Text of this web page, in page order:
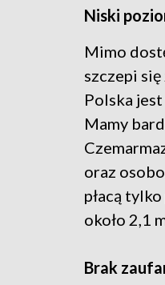
Niski
Mimo
szczepi
Polska
Mamy
oraz
płacą
około 2,1
Brak